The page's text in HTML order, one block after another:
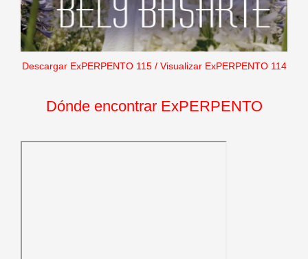
Descargar ExPERPENTO 115/ Visualizar ExPERPENTO 114
Dónde encontrar ExPERPENTO